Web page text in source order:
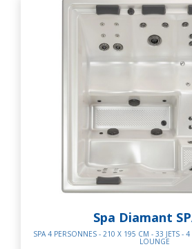
Spa Diamant
SPA 4 PERSONNES - 210 X 195 CM - 33 JETS -
LOUNGE